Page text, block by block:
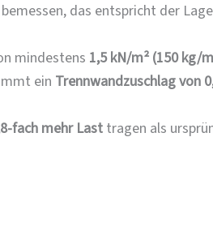
bemessen, das entspricht der
mindestens 1,5 kN/m² (150 kg/
ein Trennwandzuschlag von
fach mehr Lasttragen als